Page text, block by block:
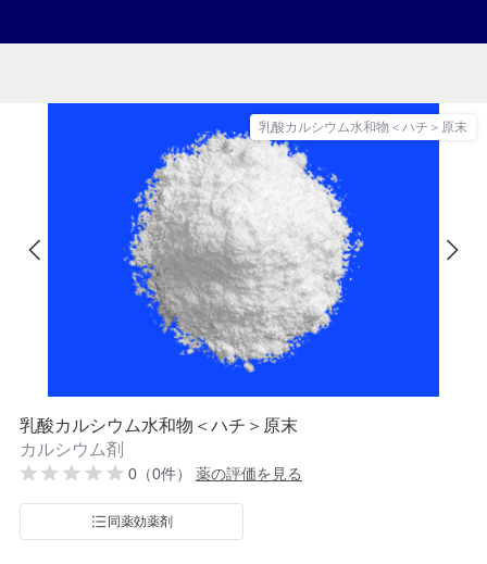
乳酸カルシウム水和物＜ハチ＞原末
乳酸カルシウム水和物＜ハチ＞原末
カルシウム剤
0（0件） 薬の評価を見る
同薬効薬剤